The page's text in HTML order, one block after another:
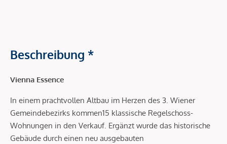
Beschreibung *
Vienna Essence
In einem prachtvollen Altbau im Herzen des 3. Wiener
Gemeindebezirks kommen15 klassische Regelschoss-
Wohnungen in den Verkauf. Ergänzt wurde das historische
Gebäude durch einen neu ausgebauten